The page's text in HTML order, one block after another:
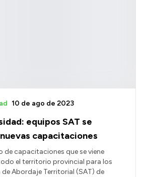
equipos SAT se
capacitaciones
10 de ago de 2023
de capacitaciones que se viene
el territorio provincial para los
Abordaje Territorial (SAT) de